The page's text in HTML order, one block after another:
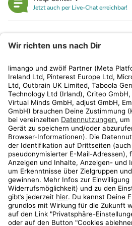
Jetzt auch per Live-Chat erreichbar!
Kundenservice
Shop
Aktionen
Travel